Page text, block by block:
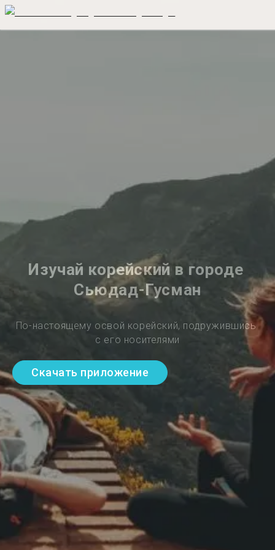
Изучай корейский в городе
Сьюдад-Гусман
По-настоящему освой корейский, подружившись
с его носителями
Скачать приложение